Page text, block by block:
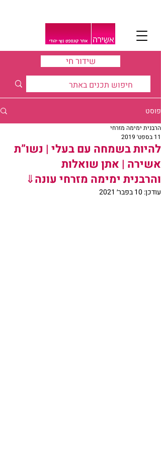
שידור חי
פוסט
להיות בשמחה עם בעלי | נשו”ת
אשירה | אתן שואלות
והרבנית ימימה מזרחי עונה⇓
הרבנית ימימה מזרחי
11 בספט׳ 2019
עודכן: 10 בפבר׳ 2021